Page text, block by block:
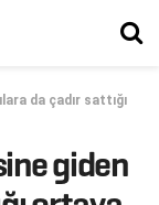
da çadır sattığı
giden